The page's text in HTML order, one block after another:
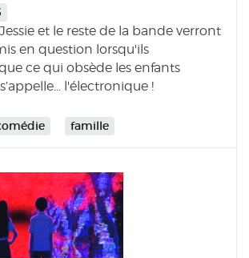
et le reste de la bande verront
en question lorsqu'ils
ce qui obsède les enfants
l'électronique !
famille